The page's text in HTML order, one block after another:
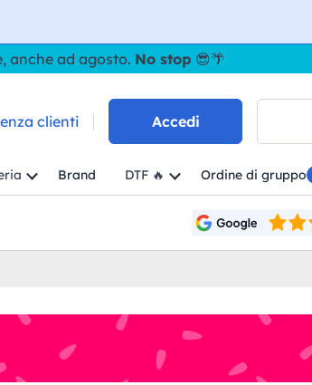
anche ad agosto. No stop 😎🌴
clienti Accedi
Brand DTF 🔥 Ordine di gruppo